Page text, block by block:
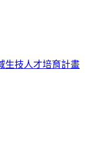
生技人才培育計畫